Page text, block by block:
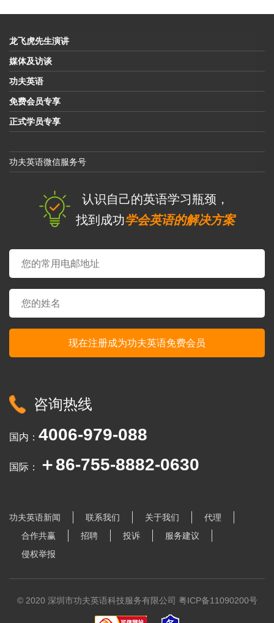
龙飞虎先生演讲
媒体及访谈
功夫英语
免费会员专享
正式学员专享
功夫英语微信服务号
认识自己的英语学习瓶颈，
找到成功学会英语的解决方案
咨询热线
国内： 4006-979-088
国际： ＋86-755-8882-0630
功夫英语新闻 联系我们 关于我们
代理
合作共赢
招聘 投诉
服务建议
侵权举报
© 2020 深圳市功夫英语科技服务有限公司 粤ICP备11090200号